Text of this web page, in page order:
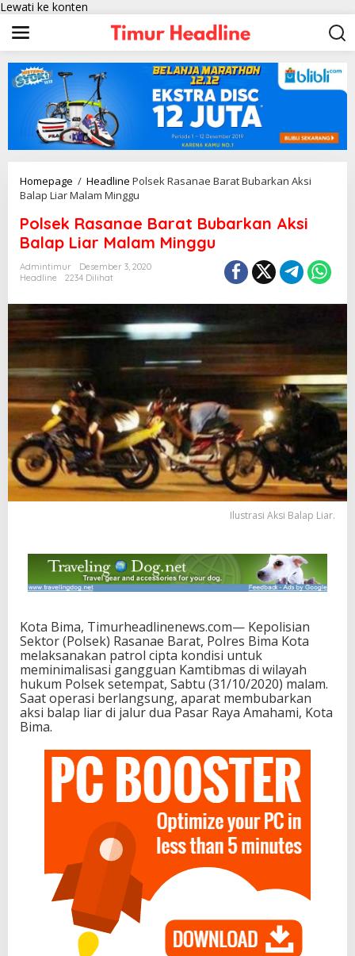
Lewati ke konten
Homepage / Headline Polsek Rasanae Barat Bubarkan Aksi
Balap Liar Malam Minggu
Polsek Rasanae Barat Bubarkan Aksi
Balap Liar Malam Minggu
Admintimur
Desember 3, 2020
Headline
2234 Dilihat
Ilustrasi Aksi Balap Liar.
Kota Bima, Timurheadlinenews.com— Kepolisian
Sektor (Polsek) Rasanae Barat, Polres Bima Kota
melaksanakan patrol cipta kondisi untuk
meminimalisasi gangguan Kamtibmas di wilayah
hukum Polsek setempat, Sabtu (31/10/2020) malam.
Saat operasi berlangsung, aparat membubarkan
aksi balap liar di jalur dua Pasar Raya Amahami, Kota
Bima.